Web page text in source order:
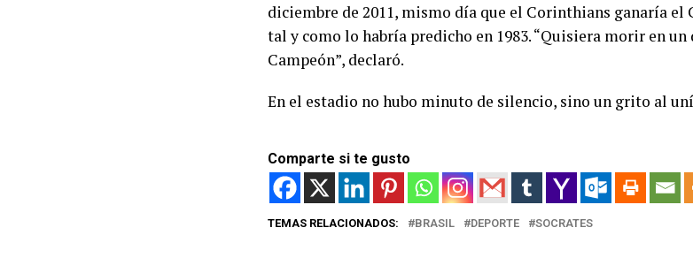
diciembre de 2011, mismo día que el Corinthians ganaría el
tal y como lo habría predicho en 1983. “Quisiera morir en
Campeón”, declaró.
En el estadio no hubo minuto de silencio, sino un grito al
Comparte si te gusto
TEMAS RELACIONADOS: BRASIL DEPORTE SOCRATES